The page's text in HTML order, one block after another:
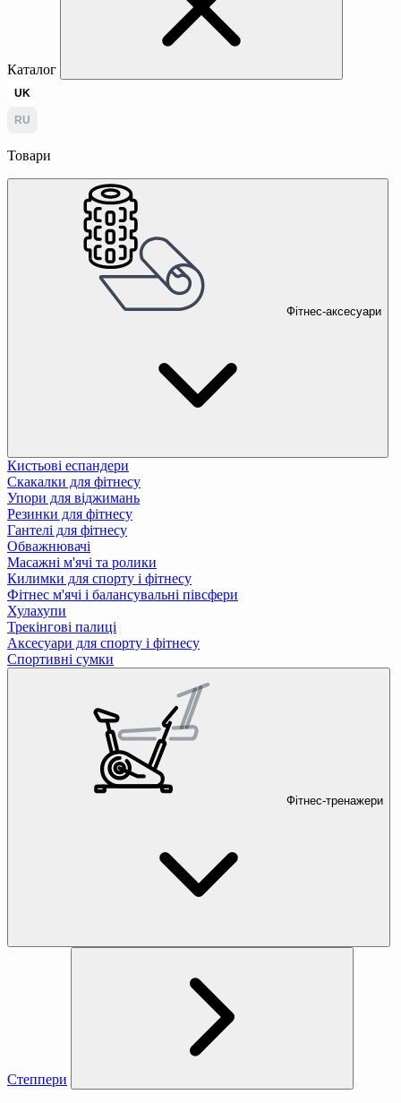
Каталог
UK
RU
Товари
Фітнес-аксесуари
Кистьові еспандери
Скакалки для фітнесу
Упори для віджимань
Резинки для фітнесу
Гантелі для фітнесу
Обважнювачі
Масажні м'ячі та ролики
Килимки для спорту і фітнесу
Фітнес м'ячі і балансувальні півсфери
Хулахупи
Трекінгові палиці
Аксесуари для спорту і фітнесу
Спортивні сумки
Фітнес-тренажери
Степпери